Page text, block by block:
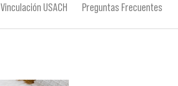
Vinculación USACH Preguntas Frecuentes